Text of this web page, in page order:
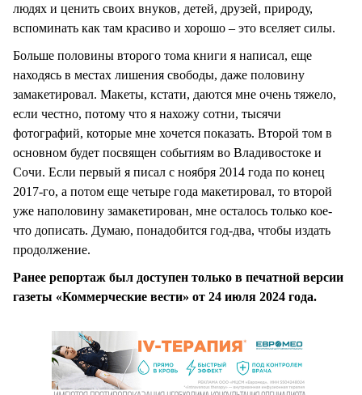
людях и ценить своих внуков, детей, друзей, природу,
вспоминать как там красиво и хорошо – это вселяет силы.
Больше половины второго тома книги я написал, еще
находясь в местах лишения свободы, даже половину
замакетировал. Макеты, кстати, даются мне очень тяжело,
если честно, потому что я нахожу сотни, тысячи
фотографий, которые мне хочется показать. Второй том в
основном будет посвящен событиям во Владивостоке и
Сочи. Если первый я писал с ноября 2014 года по конец
2017-го, а потом еще четыре года макетировал, то второй
уже наполовину замакетирован, мне осталось только кое-
что дописать. Думаю, понадобится год-два, чтобы издать
продолжение.
Ранее репортаж был доступен только в печатной версии
газеты «Коммерческие вести» от 24 июля 2024 года.